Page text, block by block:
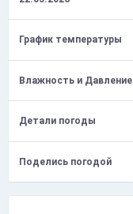
График температуры
Влажность и Давление
Детали погоды
Поделись погодой